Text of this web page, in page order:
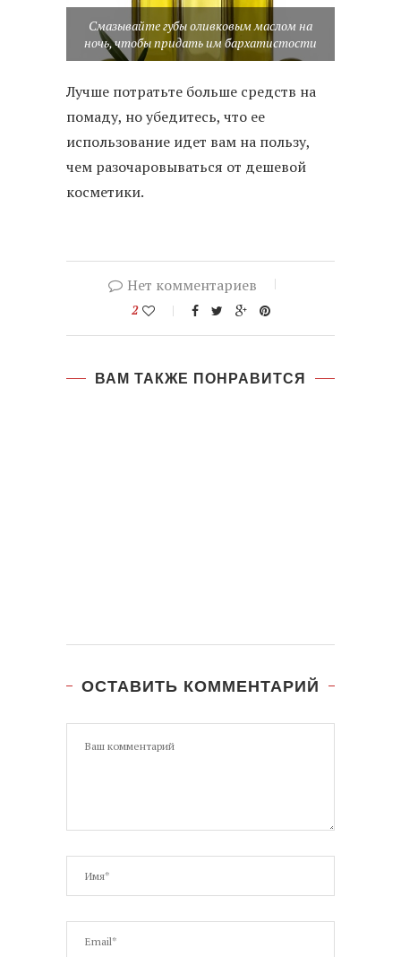
Смазывайте губы оливковым маслом на
ночь, чтобы придать им бархатистости
Лучше потратьте больше средств на
помаду, но убедитесь, что ее
использование идет вам на пользу,
чем разочаровываться от дешевой
косметики.
Нет комментариев
2
ВАМ ТАКЖЕ ПОНРАВИТСЯ
ОСТАВИТЬ КОММЕНТАРИЙ